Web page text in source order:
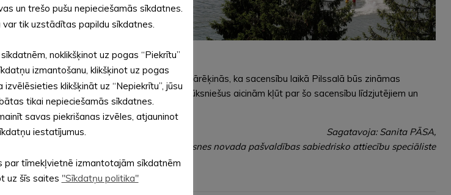
motosporta federācijas
gandarīti par iespēju rīkot
Ūdens motosporta
Kā alūksniešiem, tā pilsētas viesiem jārēķinās, ka sacensību laikā Pilssalā būs zināmas
drošības garantēšanai. Šajās dienās alūksniešus aicinām kļūt par šo sacensību līdzjutējiem un
Sagatavoja: Sanita PĀSA,
Alūksnes novada pašvaldības sabiedrisko attiecību speciāliste
un trešo pušu nepieciešamās sīkdatnes.
var tik uzstādītas papildu sīkdatnes.
noklikšķinot uz pogas “Piekrītu”
izmantošanu, klikšķinot uz pogas
izvēlēsieties klikšķināt uz “Nepiekrītu”, jūsu
tikai nepieciešamās sīkdatnes.
savas piekrišanas izvēles, atjauninot
iestatījumus.
par tīmekļvietnē izmantotajām sīkdatnēm
uz šīs saites "Sīkdatņu politika"